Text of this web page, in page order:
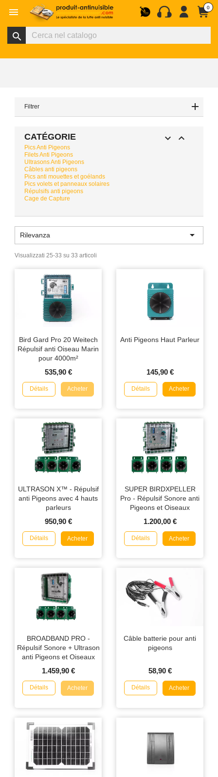
 0
search
Filtrer
CATÉGORIE  
Pics Anti Pigeons
Filets Anti Pigeons
Ultrasons Anti Pigeons
Câbles anti pigeons
Pics anti mouettes et goélands
Pics volets et panneaux solaires
Répulsifs anti pigeons
Cage de Capture
Rilevanza 
Visualizzati 25-33 su 33 articoli
Bird Gard Pro 20 Weitech
Répulsif anti Oiseau Marin
pour 4000m²
535,90 €
Détails Acheter
Anti Pigeons Haut Parleur
145,90 €
Détails Acheter
ULTRASON X™ - Répulsif
anti Pigeons avec 4 hauts
parleurs
950,90 €
Détails Acheter
SUPER BIRDXPELLER
Pro - Répulsif Sonore anti
Pigeons et Oiseaux
1.200,00 €
Détails Acheter
BROADBAND PRO -
Répulsif Sonore + Ultrason
anti Pigeons et Oiseaux
1.459,90 €
Détails Acheter
Câble batterie pour anti
pigeons
58,90 €
Détails Acheter